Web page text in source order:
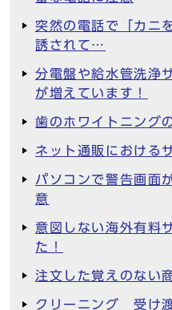
突然の電話で「カニ
誘されて…
分電盤や給水管洗浄
が増えています！
歯のホワイトニング
ネット通販における
パソコンで警告画面
意
意図しない海外有料
た！
注文した覚えのない
クリーニング 受け